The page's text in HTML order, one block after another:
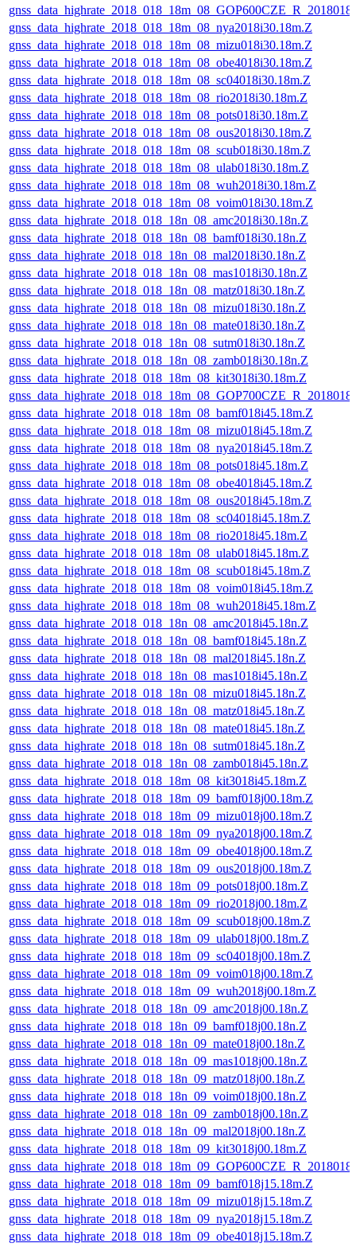
gnss_data_highrate_2018_018_18m_08_nya2018i30.18m.Z
gnss_data_highrate_2018_018_18m_08_mizu018i30.18m.Z
gnss_data_highrate_2018_018_18m_08_obe4018i30.18m.Z
gnss_data_highrate_2018_018_18m_08_sc04018i30.18m.Z
gnss_data_highrate_2018_018_18m_08_rio2018i30.18m.Z
gnss_data_highrate_2018_018_18m_08_pots018i30.18m.Z
gnss_data_highrate_2018_018_18m_08_ous2018i30.18m.Z
gnss_data_highrate_2018_018_18m_08_scub018i30.18m.Z
gnss_data_highrate_2018_018_18m_08_ulab018i30.18m.Z
gnss_data_highrate_2018_018_18m_08_wuh2018i30.18m.Z
gnss_data_highrate_2018_018_18m_08_voim018i30.18m.Z
gnss_data_highrate_2018_018_18n_08_amc2018i30.18n.Z
gnss_data_highrate_2018_018_18n_08_bamf018i30.18n.Z
gnss_data_highrate_2018_018_18n_08_mal2018i30.18n.Z
gnss_data_highrate_2018_018_18n_08_mas1018i30.18n.Z
gnss_data_highrate_2018_018_18n_08_matz018i30.18n.Z
gnss_data_highrate_2018_018_18n_08_mizu018i30.18n.Z
gnss_data_highrate_2018_018_18n_08_mate018i30.18n.Z
gnss_data_highrate_2018_018_18n_08_sutm018i30.18n.Z
gnss_data_highrate_2018_018_18n_08_zamb018i30.18n.Z
gnss_data_highrate_2018_018_18m_08_kit3018i30.18m.Z
gnss_data_highrate_2018_018_18m_08_bamf018i45.18m.Z
gnss_data_highrate_2018_018_18m_08_mizu018i45.18m.Z
gnss_data_highrate_2018_018_18m_08_nya2018i45.18m.Z
gnss_data_highrate_2018_018_18m_08_pots018i45.18m.Z
gnss_data_highrate_2018_018_18m_08_obe4018i45.18m.Z
gnss_data_highrate_2018_018_18m_08_ous2018i45.18m.Z
gnss_data_highrate_2018_018_18m_08_sc04018i45.18m.Z
gnss_data_highrate_2018_018_18m_08_rio2018i45.18m.Z
gnss_data_highrate_2018_018_18m_08_ulab018i45.18m.Z
gnss_data_highrate_2018_018_18m_08_scub018i45.18m.Z
gnss_data_highrate_2018_018_18m_08_voim018i45.18m.Z
gnss_data_highrate_2018_018_18m_08_wuh2018i45.18m.Z
gnss_data_highrate_2018_018_18n_08_amc2018i45.18n.Z
gnss_data_highrate_2018_018_18n_08_bamf018i45.18n.Z
gnss_data_highrate_2018_018_18n_08_mal2018i45.18n.Z
gnss_data_highrate_2018_018_18n_08_mas1018i45.18n.Z
gnss_data_highrate_2018_018_18n_08_mizu018i45.18n.Z
gnss_data_highrate_2018_018_18n_08_matz018i45.18n.Z
gnss_data_highrate_2018_018_18n_08_mate018i45.18n.Z
gnss_data_highrate_2018_018_18n_08_sutm018i45.18n.Z
gnss_data_highrate_2018_018_18n_08_zamb018i45.18n.Z
gnss_data_highrate_2018_018_18m_08_kit3018i45.18m.Z
gnss_data_highrate_2018_018_18m_09_bamf018j00.18m.Z
gnss_data_highrate_2018_018_18m_09_mizu018j00.18m.Z
gnss_data_highrate_2018_018_18m_09_nya2018j00.18m.Z
gnss_data_highrate_2018_018_18m_09_obe4018j00.18m.Z
gnss_data_highrate_2018_018_18m_09_ous2018j00.18m.Z
gnss_data_highrate_2018_018_18m_09_pots018j00.18m.Z
gnss_data_highrate_2018_018_18m_09_rio2018j00.18m.Z
gnss_data_highrate_2018_018_18m_09_scub018j00.18m.Z
gnss_data_highrate_2018_018_18m_09_ulab018j00.18m.Z
gnss_data_highrate_2018_018_18m_09_sc04018j00.18m.Z
gnss_data_highrate_2018_018_18m_09_voim018j00.18m.Z
gnss_data_highrate_2018_018_18m_09_wuh2018j00.18m.Z
gnss_data_highrate_2018_018_18n_09_amc2018j00.18n.Z
gnss_data_highrate_2018_018_18n_09_bamf018j00.18n.Z
gnss_data_highrate_2018_018_18n_09_mate018j00.18n.Z
gnss_data_highrate_2018_018_18n_09_mas1018j00.18n.Z
gnss_data_highrate_2018_018_18n_09_matz018j00.18n.Z
gnss_data_highrate_2018_018_18n_09_voim018j00.18n.Z
gnss_data_highrate_2018_018_18n_09_zamb018j00.18n.Z
gnss_data_highrate_2018_018_18n_09_mal2018j00.18n.Z
gnss_data_highrate_2018_018_18m_09_kit3018j00.18m.Z
gnss_data_highrate_2018_018_18m_09_bamf018j15.18m.Z
gnss_data_highrate_2018_018_18m_09_mizu018j15.18m.Z
gnss_data_highrate_2018_018_18m_09_nya2018j15.18m.Z
gnss_data_highrate_2018_018_18m_09_obe4018j15.18m.Z